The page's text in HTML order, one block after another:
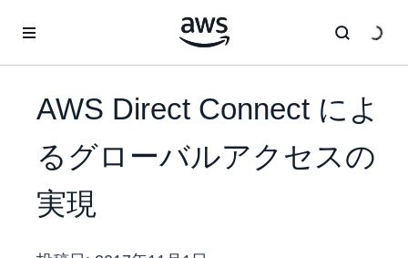
AWS Direct Connect によ
るグローバルアクセスの
実現